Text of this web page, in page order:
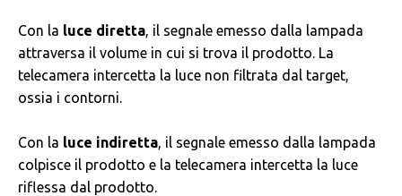
Con la luce diretta, il segnale emesso dalla lampada
attraversa il volume in cui si trova il prodotto. La
telecamera intercetta la luce non filtrata dal target,
ossia i contorni.
Con la luce indiretta, il segnale emesso dalla lampada
colpisce il prodotto e la telecamera intercetta la luce
riflessa dal prodotto.